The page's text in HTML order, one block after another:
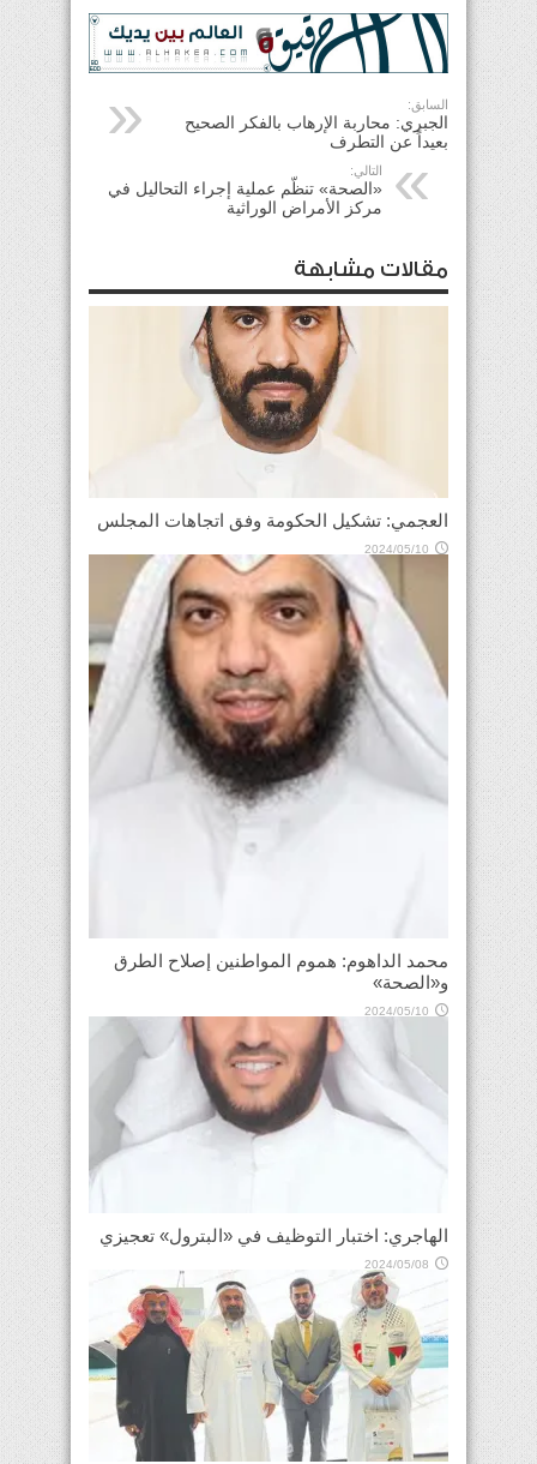
السابق:
الجبري: محاربة الإرهاب بالفكر الصحيح
بعيداً عن التطرف
التالي:
«الصحة» تنظّم عملية إجراء التحاليل في
مركز الأمراض الوراثية
مقالات مشابهة
العجمي: تشكيل الحكومة وفق اتجاهات المجلس
2024/05/10
محمد الداهوم: هموم المواطنين إصلاح الطرق
و«الصحة»
2024/05/10
الهاجري: اختبار التوظيف في «البترول» تعجيزي
2024/05/08